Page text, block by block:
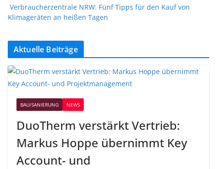
Verbraucherzentrale NRW: Fünf Tipps für den Kauf von
Klimageräten an heißen Tagen
Aktuelle Beiträge
BAU/SANIERUNG NEWS
DuoTherm verstärkt Vertrieb:
Markus Hoppe übernimmt Key
Account- und